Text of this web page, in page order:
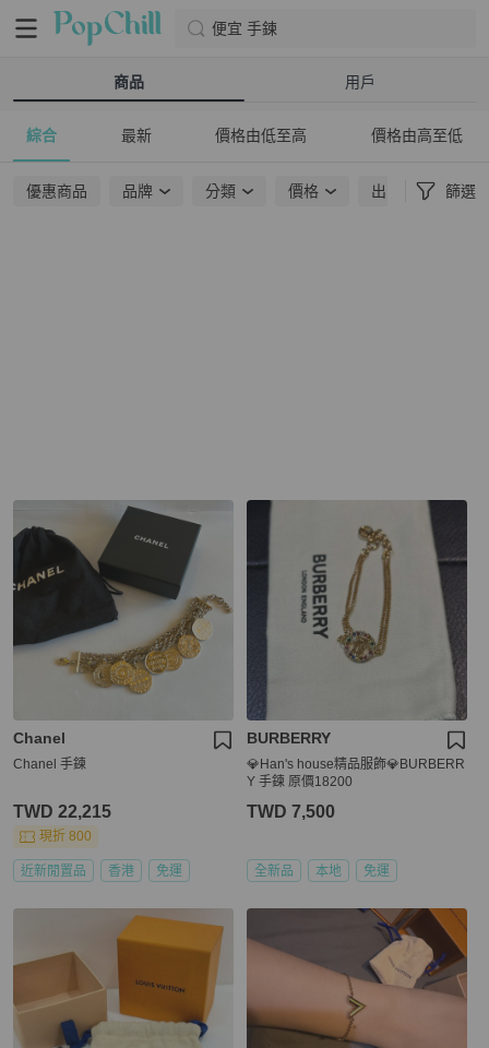
便宜 手鍊
商品 用戶
綜合 最新 價格由低至高 價格由高至低
優惠商品 品牌 分類 價格 出貨地點 篩選
Chanel
Chanel 手鍊
TWD 22,215
現折 800
近新閒置品 香港 免運
BURBERRY
💎Han's house精品服飾💎BURBERR
Y 手鍊 原價18200
TWD 7,500
全新品 本地 免運